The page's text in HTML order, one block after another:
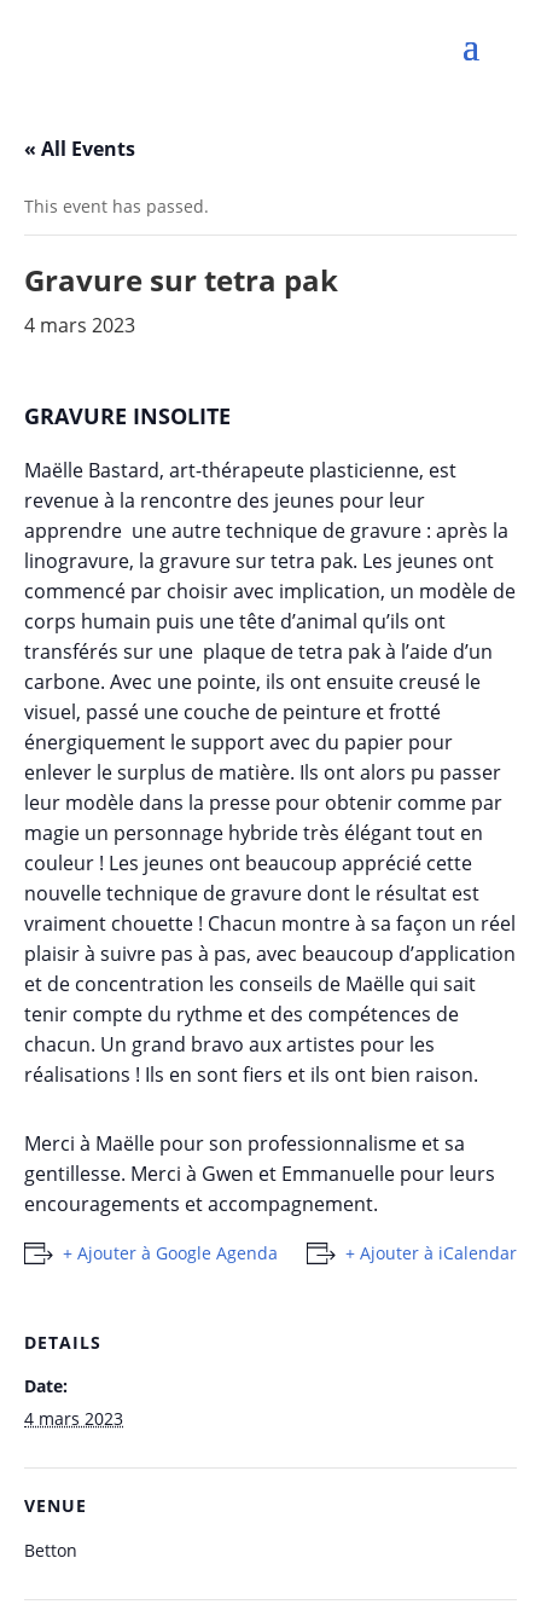
« All Events
This event has passed.
Gravure sur tetra pak
4 mars 2023
GRAVURE INSOLITE
Maëlle Bastard, art-thérapeute plasticienne, est
revenue à la rencontre des jeunes pour leur
apprendre une autre technique de gravure : après la
linogravure, la gravure sur tetra pak. Les jeunes ont
commencé par choisir avec implication, un modèle de
corps humain puis une tête d’animal qu’ils ont
transférés sur une plaque de tetra pak à l’aide d’un
carbone. Avec une pointe, ils ont ensuite creusé le
visuel, passé une couche de peinture et frotté
énergiquement le support avec du papier pour
enlever le surplus de matière. Ils ont alors pu passer
leur modèle dans la presse pour obtenir comme par
magie un personnage hybride très élégant tout en
couleur ! Les jeunes ont beaucoup apprécié cette
nouvelle technique de gravure dont le résultat est
vraiment chouette ! Chacun montre à sa façon un réel
plaisir à suivre pas à pas, avec beaucoup d’application
et de concentration les conseils de Maëlle qui sait
tenir compte du rythme et des compétences de
chacun. Un grand bravo aux artistes pour les
réalisations ! Ils en sont fiers et ils ont bien raison.
Merci à Maëlle pour son professionnalisme et sa
gentillesse. Merci à Gwen et Emmanuelle pour leurs
encouragements et accompagnement.
+ Ajouter à Google Agenda + Ajouter à iCalendar
DETAILS
Date:
4 mars 2023
VENUE
Betton